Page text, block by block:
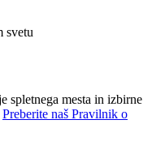
svetu
spletnega mesta in izbirne
Preberite naš Pravilnik o